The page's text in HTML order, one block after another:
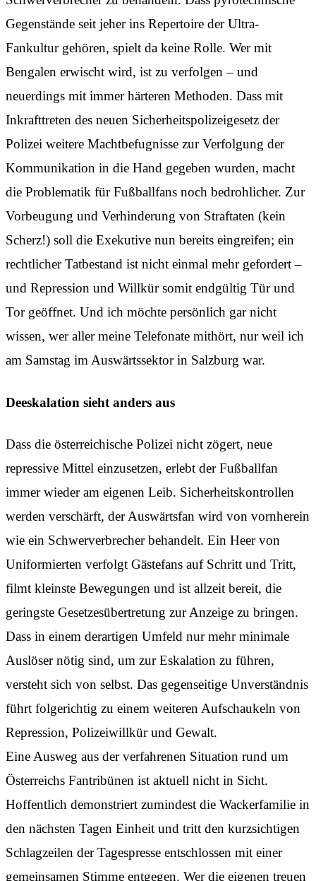
Gegenstände seit jeher ins Repertoire der Ultra-
Fankultur gehören, spielt da keine Rolle. Wer mit
Bengalen erwischt wird, ist zu verfolgen – und
neuerdings mit immer härteren Methoden. Dass mit
Inkrafttreten des neuen Sicherheitspolizeigesetz der
Polizei weitere Machtbefugnisse zur Verfolgung der
Kommunikation in die Hand gegeben wurden, macht
die Problematik für Fußballfans noch bedrohlicher. Zur
Vorbeugung und Verhinderung von Straftaten (kein
Scherz!) soll die Exekutive nun bereits eingreifen; ein
rechtlicher Tatbestand ist nicht einmal mehr gefordert –
und Repression und Willkür somit endgültig Tür und
Tor geöffnet. Und ich möchte persönlich gar nicht
wissen, wer aller meine Telefonate mithört, nur weil ich
am Samstag im Auswärtssektor in Salzburg war.
Deeskalation sieht anders aus
Dass die österreichische Polizei nicht zögert, neue
repressive Mittel einzusetzen, erlebt der Fußballfan
immer wieder am eigenen Leib. Sicherheitskontrollen
werden verschärft, der Auswärtsfan wird von vornherein
wie ein Schwerverbrecher behandelt. Ein Heer von
Uniformierten verfolgt Gästefans auf Schritt und Tritt,
filmt kleinste Bewegungen und ist allzeit bereit, die
geringste Gesetzesübertretung zur Anzeige zu bringen.
Dass in einem derartigen Umfeld nur mehr minimale
Auslöser nötig sind, um zur Eskalation zu führen,
versteht sich von selbst. Das gegenseitige Unverständnis
führt folgerichtig zu einem weiteren Aufschaukeln von
Repression, Polizeiwillkür und Gewalt.
Eine Ausweg aus der verfahrenen Situation rund um
Österreichs Fantribünen ist aktuell nicht in Sicht.
Hoffentlich demonstriert zumindest die Wackerfamilie in
den nächsten Tagen Einheit und tritt den kurzsichtigen
Schlagzeilen der Tagespresse entschlossen mit einer
gemeinsamen Stimme entgegen. Wer die eigenen treuen